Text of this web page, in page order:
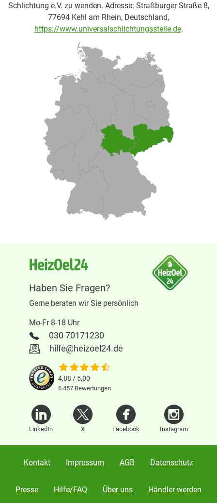
Schlichtung e.V. zu wenden. Adresse: Straßburger Straße 8,
77694 Kehl am Rhein, Deutschland,
https://www.universalschlichtungsstelle.de.
Haben Sie Fragen?
Gerne beraten wir Sie persönlich
Mo-Fr 8-18 Uhr
030 70171230
hilfe@heizoel24.de
4,88 / 5,00
6.457 Bewertungen
LinkedIn X Facebook Instagram
Kontakt Impressum AGB Datenschutz
Presse Hilfe/FAQ Über uns Händler werden